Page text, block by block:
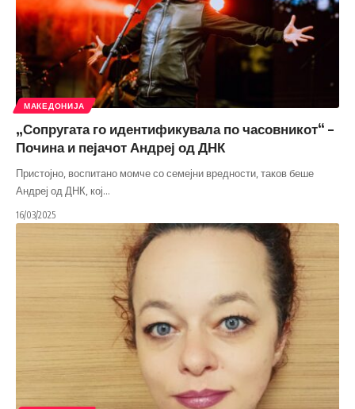
МАКЕДОНИЈА
„Сопругата го идентификувала по часовникот“ –
Почина и пејачот Андреј од ДНК
Пристојно, воспитано момче со семејни вредности, таков беше
Андреј од ДНК, кој…
16/03/2025